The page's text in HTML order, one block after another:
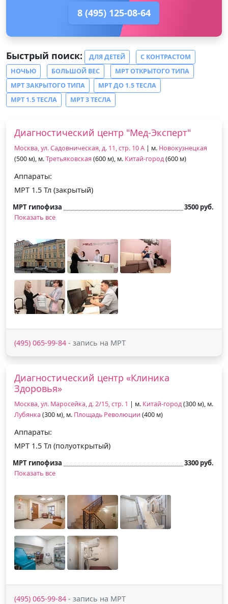
8 (495) 125-08-64
Быстрый поиск: ДЛЯ ДЕТЕЙ
С КОНТРАСТОМ
НОЧЬЮ
БОЛЬШОЙ ВЕС
МРТ ОТКРЫТОГО ТИПА
МРТ ЗАКРЫТОГО ТИПА
МРТ ДО 1.5 ТЕСЛА
МРТ 1.5 ТЕСЛА
МРТ 3 ТЕСЛА
Диагностический центр "Мед-Эксперт"
Москва, ул. Садовническая, д. 11, стр. 10 А | м. Новокузнецкая
(500 м), м.Третьяковская (600 м), м. Китай-город(600 м)
Аппараты:
МРТ 1.5 Тл (закрытый)
МРТ гипофиза
3500 руб.
Показать все
(495) 065-99-84 - запись на МРТ
Диагностический центр «Клиника
Здоровья»
Москва, ул. Маросейка, д. 2/15, стр. 1 | м. Китай-город(300 м), м.
Лубянка (300 м), м. Площадь Революции (400 м)
Аппараты:
МРТ 1.5 Тл (полуоткрытый)
МРТ гипофиза
3300 руб.
Показать все
(495) 065-99-84 - запись на МРТ